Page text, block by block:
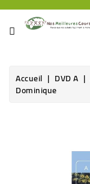
CATÉGORIE
ÉPICERIE
Accueil DVD A
Dominique